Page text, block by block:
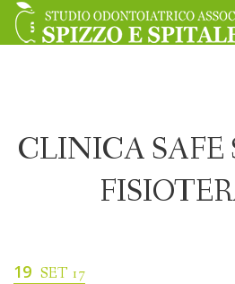
CLINICA SAFE
19 SET 17